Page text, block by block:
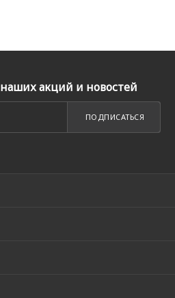
наших акций и новостей
ПОДПИСАТЬСЯ